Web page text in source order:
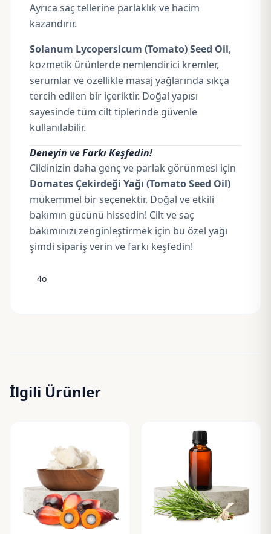
Ayrıca saç tellerine parlaklık ve hacim
kazandırır.
Solanum Lycopersicum (Tomato) Seed Oil,
kozmetik ürünlerde nemlendirici kremler,
serumlar ve özellikle masaj yağlarında sıkça
tercih edilen bir içeriktir. Doğal yapısı
sayesinde tüm cilt tiplerinde güvenle
kullanılabilir.
Deneyin ve Farkı Keşfedin!
Cildinizin daha genç ve parlak görünmesi için
Domates Çekirdeği Yağı (Tomato Seed Oil)
mükemmel bir seçenektir. Doğal ve etkili
bakımın gücünü hissedin! Cilt ve saç
bakımınızı zenginleştirmek için bu özel yağı
şimdi sipariş verin ve farkı keşfedin!
4o
İlgili Ürünler